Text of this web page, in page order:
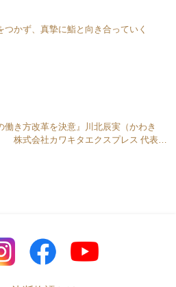
つかず、真摯に鮨と向き合っていく
働き方改革を決意』川北辰実（かわき
株式会社カワキタエクスプレス 代表取